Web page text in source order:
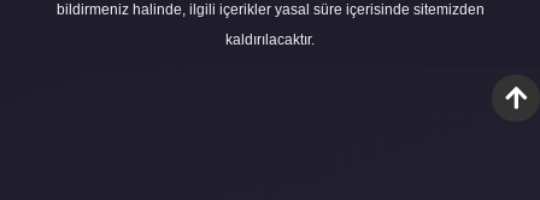
bildirmeniz halinde, ilgili içerikler yasal süre içerisinde sitemizden
kaldırılacaktır.
to